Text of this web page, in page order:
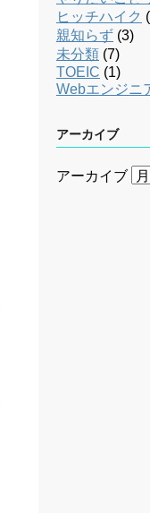
ヒッチハイク
親知らず (3)
未分類 (7)
TOEIC (1)
Webエンジニ
アーカイブ
アーカイブ